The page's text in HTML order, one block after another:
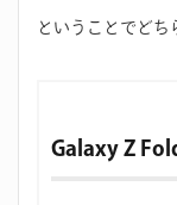
ということでどち
Galaxy Z